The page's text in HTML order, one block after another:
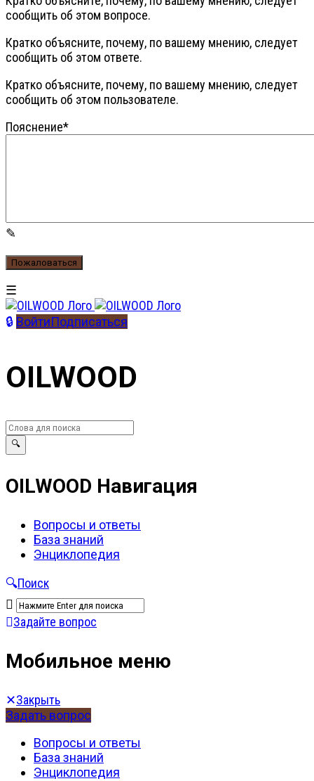
сообщить об этом вопросе.
Кратко объясните, почему, по вашему мнению, следует
сообщить об этом ответе.
Кратко объясните, почему, по вашему мнению, следует
сообщить об этом пользователе.
Пояснение*
ВойтиПодписаться
OILWOOD
OILWOOD Навигация
Вопросы и ответы
База знаний
Энциклопедия
Поиск
Задайте вопрос
Мобильное меню
Закрыть
Задать вопрос
Вопросы и ответы
База знаний
Энциклопедия